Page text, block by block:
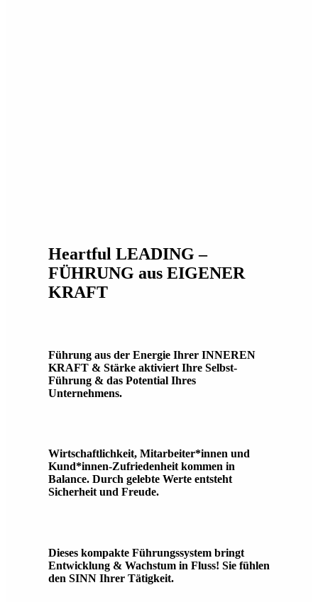
Heartful LEADING –
FÜHRUNG aus EIGENER
KRAFT
Führung aus der Energie Ihrer INNEREN
KRAFT & Stärke aktiviert Ihre Selbst-
Führung & das Potential Ihres
Unternehmens.
Wirtschaftlichkeit, Mitarbeiter*innen und
Kund*innen-Zufriedenheit kommen in
Balance. Durch gelebte Werte entsteht
Sicherheit und Freude.
Dieses kompakte Führungssystem bringt
Entwicklung & Wachstum in Fluss! Sie fühlen
den SINN Ihrer Tätigkeit.